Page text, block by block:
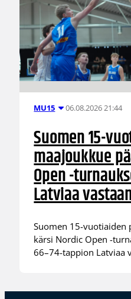
MU15 06.08.2026 21:44
Suomen 15-
maajoukkue
Open -
Latviaa
Suomen 15-vuotiaiden
kärsi Nordic Open -
66–74-tappion Latviaa